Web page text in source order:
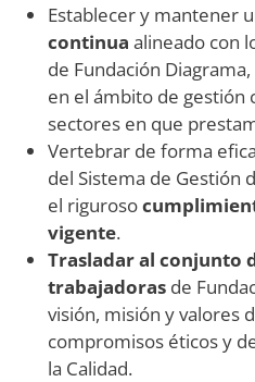
Establecer y mantener
continua alineado con
de Fundación
en el ámbito de gestión
sectores en que
Vertebrar de forma
del Sistema de Gestión
el riguroso
vigente.
Trasladar al conjunto
trabajadoras de
visión, misión y valores
compromisos éticos y
la Calidad.